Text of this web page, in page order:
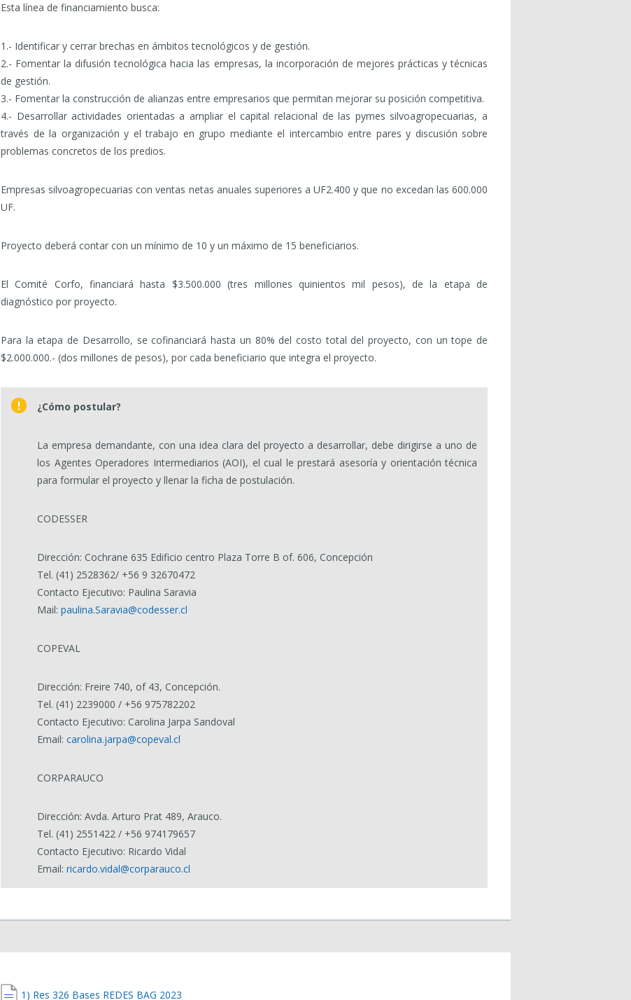
Esta línea de financiamiento busca:
1.- Identificar y cerrar brechas en ámbitos tecnológicos y de gestión.
2.- Fomentar la difusión tecnológica hacia las empresas, la incorporación de mejores prácticas y técnicas
de gestión.
3.- Fomentar la construcción de alianzas entre empresarios que permitan mejorar su posición competitiva.
4.- Desarrollar actividades orientadas a ampliar el capital relacional de las pymes silvoagropecuarias, a
través de la organización y el trabajo en grupo mediante el intercambio entre pares y discusión sobre
problemas concretos de los predios.
Empresas silvoagropecuarias con ventas netas anuales superiores a UF2.400 y que no excedan las 600.000
UF.
Proyecto deberá contar con un mínimo de 10 y un máximo de 15 beneficiarios.
El Comité Corfo, financiará hasta $3.500.000 (tres millones quinientos mil pesos), de la etapa de
diagnóstico por proyecto.
Para la etapa de Desarrollo, se cofinanciará hasta un 80% del costo total del proyecto, con un tope de
$2.000.000.- (dos millones de pesos), por cada beneficiario que integra el proyecto.
¿Cómo postular?
La empresa demandante, con una idea clara del proyecto a desarrollar, debe dirigirse a uno de
los Agentes Operadores Intermediarios (AOI), el cual le prestará asesoría y orientación técnica
para formular el proyecto y llenar la ficha de postulación.
CODESSER
Dirección: Cochrane 635 Edificio centro Plaza Torre B of. 606, Concepción
Tel. (41) 2528362/ +56 9 32670472
Contacto Ejecutivo: Paulina Saravia
Mail: paulina.Saravia@codesser.cl
COPEVAL
Dirección: Freire 740, of 43, Concepción.
Tel. (41) 2239000 / +56 975782202
Contacto Ejecutivo: Carolina Jarpa Sandoval
Email: carolina.jarpa@copeval.cl
CORPARAUCO
Dirección: Avda. Arturo Prat 489, Arauco.
Tel. (41) 2551422 / +56 974179657
Contacto Ejecutivo: Ricardo Vidal
Email: ricardo.vidal@corparauco.cl
1) Res 326 Bases REDES BAG 2023